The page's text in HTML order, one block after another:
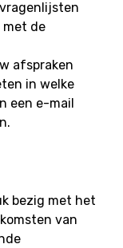
met de
afspraken
in welke
een e-mail
bezig met het
van